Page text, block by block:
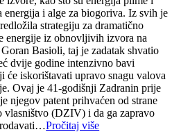
energija i alge za biogoriva. Iz svih je
strategiju za dramatično
energije iz obnovljivih izvora na
Basioli, taj je zadatak shvatio
dvije godine intenzivno bavi
će iskorištavati upravo snagu valova
Ovaj je 41-godišnji Zadranin prije
njegov patent prihvaćen od strane
vlasništvo (DZIV) i da ga zapravo
Pročitaj više